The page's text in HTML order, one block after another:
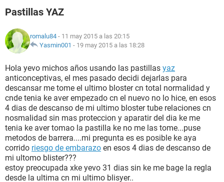
NUTRICIÓN
BIENESTAR
SEXUALIDAD
GLOSARIO
Pastillas YAZ
romalu84 - 11 may 2015 a las 20:15
Yasmin001 - 19 may 2015 a las 18:28
Hola yevo michos años usando las pastillas yaz
anticonceptivas, el mes pasado decidi dejarlas para
descansar me tome el ultimo bloster cn total normalidad y
cnde tenia ke aver empezado cn el nuevo no lo hice, en esos
4 dias de descanso de mi ultimo bloster tube relaciones cn
nosmalidad sin mas proteccion y aparatir del dia ke me
tenia ke aver tomao la pastilla ke no me las tome...puse
metodos de barrera....mi pregunta es es posible ke aya
corrido riesgo de embarazo en esos 4 dias de descanso de
mi ultomo blister???
estoy preocupada xke yevo 31 dias sin ke me bage la regla
desde la ultima cn mi ultimo blisyer..